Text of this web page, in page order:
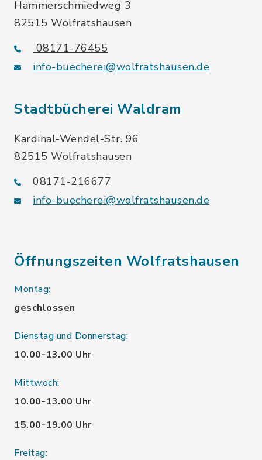
Hammerschmiedweg 3
82515 Wolfratshausen
08171-76455
info-buecherei@wolfratshausen.de
Stadtbücherei Waldram
Kardinal-Wendel-Str. 96
82515 Wolfratshausen
08171-216677
info-buecherei@wolfratshausen.de
Öffnungszeiten Wolfratshausen
Montag:
geschlossen
Dienstag und Donnerstag:
10.00-13.00 Uhr
Mittwoch:
10.00-13.00 Uhr
15.00-19.00 Uhr
Freitag: